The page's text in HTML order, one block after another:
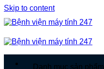
Skip to content
Danh mục sản phẩm